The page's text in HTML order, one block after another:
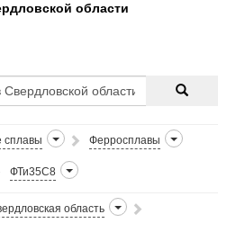
области
сплавы Ферросплавы
ФТи35С8
область